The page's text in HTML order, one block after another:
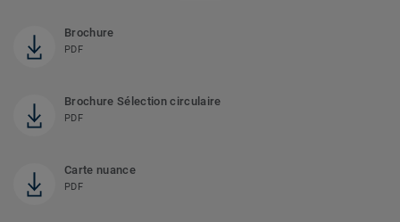
Brochure
PDF
Brochure Sélection circulaire
PDF
Carte nuance
PDF